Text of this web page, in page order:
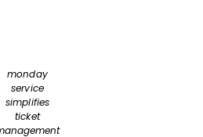
monday
service
simplifies
ticket